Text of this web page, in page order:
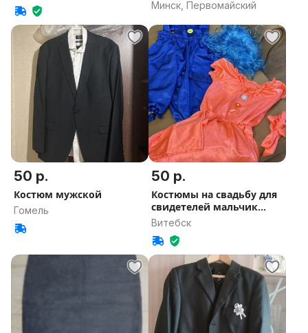
Минск, Первомайский
50 р.
Костюм мужской
Гомель
50 р.
Костюмы на свадьбу для
свидетелей мальчик
девочку
Витебск